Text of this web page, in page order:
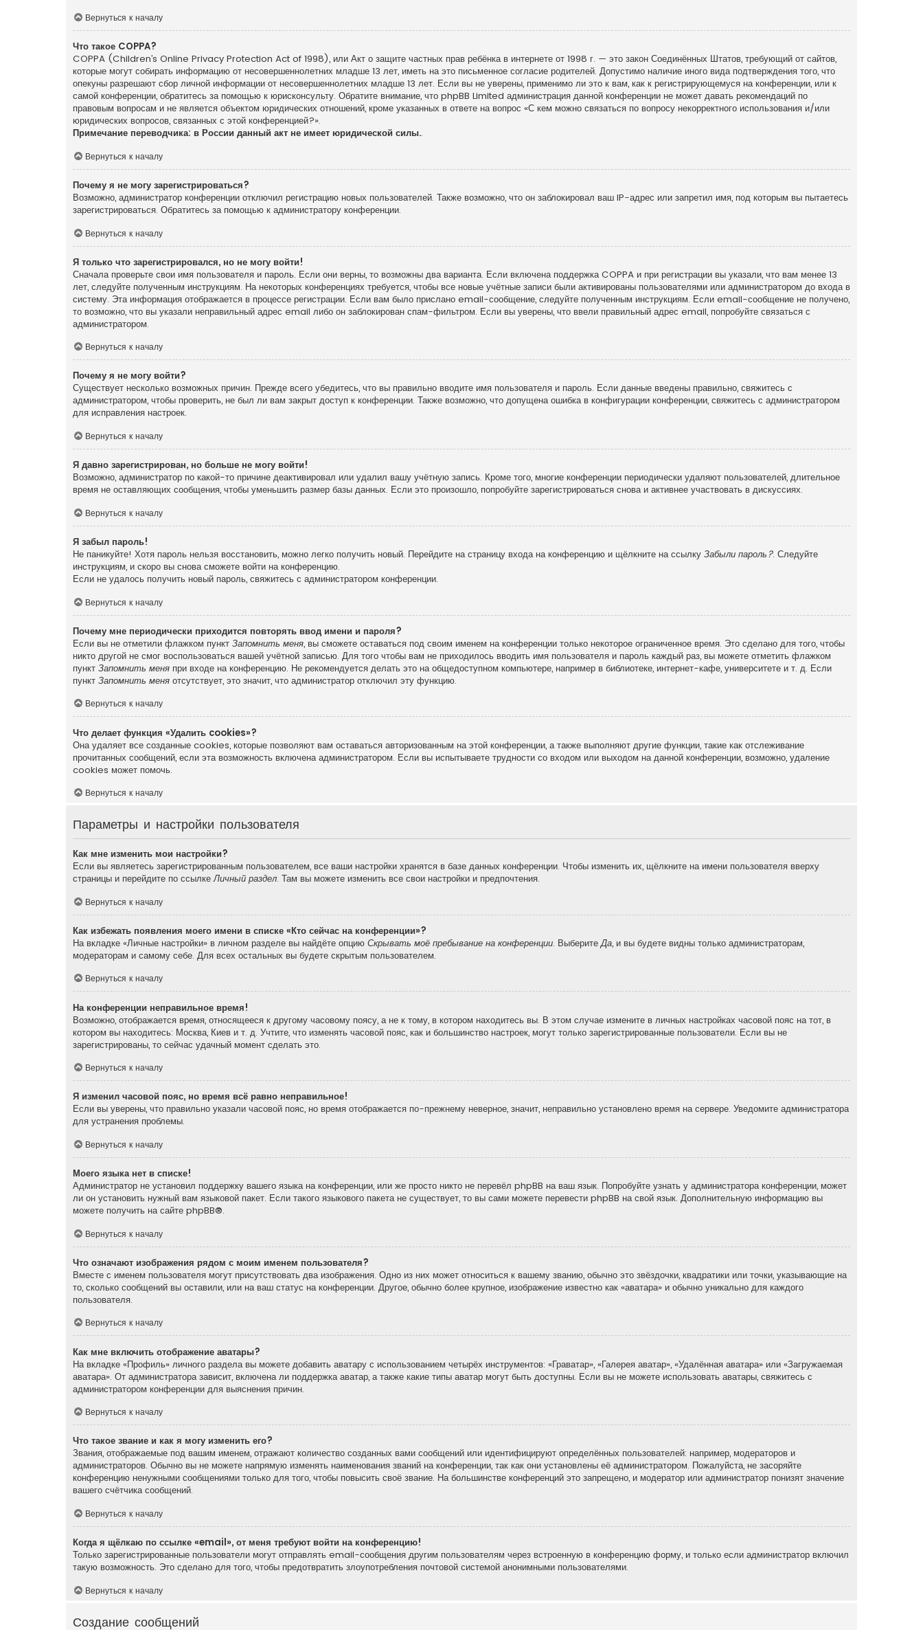
Вернуться к началу
Что такое COPPA?
COPPA (Children’s Online Privacy Protection Act of 1998), или Акт о защите частных прав ребёнка в интернете от 1998 г. — это закон Соединённых Штатов, требующий от сайтов,
которые могут собирать информацию от несовершеннолетних младше 13 лет, иметь на это письменное согласие родителей. Допустимо наличие иного вида подтверждения того, что
опекуны разрешают сбор личной информации от несовершеннолетних младше 13 лет. Если вы не уверены, применимо ли это к вам, как к регистрирующемуся на конференции, или к
самой конференции, обратитесь за помощью к юрисконсульту. Обратите внимание, что phpBB Limited администрация данной конференции не может давать рекомендаций по
правовым вопросам и не является объектом юридических отношений, кроме указанных в ответе на вопрос «С кем можно связаться по вопросу некорректного использования и/или
юридических вопросов, связанных с этой конференцией?».
Примечание переводчика: в России данный акт не имеет юридической силы..
Вернуться к началу
Почему я не могу зарегистрироваться?
Возможно, администратор конференции отключил регистрацию новых пользователей. Также возможно, что он заблокировал ваш IP-адрес или запретил имя, под которым вы пытаетесь
зарегистрироваться. Обратитесь за помощью к администратору конференции.
Вернуться к началу
Я только что зарегистрировался, но не могу войти!
Сначала проверьте свои имя пользователя и пароль. Если они верны, то возможны два варианта. Если включена поддержка COPPA и при регистрации вы указали, что вам менее 13
лет, следуйте полученным инструкциям. На некоторых конференциях требуется, чтобы все новые учётные записи были активированы пользователями или администратором до входа в
систему. Эта информация отображается в процессе регистрации. Если вам было прислано email-сообщение, следуйте полученным инструкциям. Если email-сообщение не получено,
то возможно, что вы указали неправильный адрес email либо он заблокирован спам-фильтром. Если вы уверены, что ввели правильный адрес email, попробуйте связаться с
администратором.
Вернуться к началу
Почему я не могу войти?
Существует несколько возможных причин. Прежде всего убедитесь, что вы правильно вводите имя пользователя и пароль. Если данные введены правильно, свяжитесь с
администратором, чтобы проверить, не был ли вам закрыт доступ к конференции. Также возможно, что допущена ошибка в конфигурации конференции, свяжитесь с администратором
для исправления настроек.
Вернуться к началу
Я давно зарегистрирован, но больше не могу войти!
Возможно, администратор по какой-то причине деактивировал или удалил вашу учётную запись. Кроме того, многие конференции периодически удаляют пользователей, длительное
время не оставляющих сообщения, чтобы уменьшить размер базы данных. Если это произошло, попробуйте зарегистрироваться снова и активнее участвовать в дискуссиях.
Вернуться к началу
Я забыл пароль!
Не паникуйте! Хотя пароль нельзя восстановить, можно легко получить новый. Перейдите на страницу входа на конференцию и щёлкните на ссылку Забыли пароль?. Следуйте
инструкциям, и скоро вы снова сможете войти на конференцию.
Если не удалось получить новый пароль, свяжитесь с администратором конференции.
Вернуться к началу
Почему мне периодически приходится повторять ввод имени и пароля?
Если вы не отметили флажком пункт Запомнить меня, вы сможете оставаться под своим именем на конференции только некоторое ограниченное время. Это сделано для того, чтобы
никто другой не смог воспользоваться вашей учётной записью. Для того чтобы вам не приходилось вводить имя пользователя и пароль каждый раз, вы можете отметить флажком
пункт Запомнить меня при входе на конференцию. Не рекомендуется делать это на общедоступном компьютере, например в библиотеке, интернет-кафе, университете и т. д. Если
пункт Запомнить меня отсутствует, это значит, что администратор отключил эту функцию.
Вернуться к началу
Что делает функция «Удалить cookies»?
Она удаляет все созданные cookies, которые позволяют вам оставаться авторизованным на этой конференции, а также выполняют другие функции, такие как отслеживание
прочитанных сообщений, если эта возможность включена администратором. Если вы испытываете трудности со входом или выходом на данной конференции, возможно, удаление
cookies может помочь.
Вернуться к началу
Параметры и настройки пользователя
Как мне изменить мои настройки?
Если вы являетесь зарегистрированным пользователем, все ваши настройки хранятся в базе данных конференции. Чтобы изменить их, щёлкните на имени пользователя вверху
страницы и перейдите по ссылкеЛичный раздел. Там вы можете изменить все свои настройки и предпочтения.
Вернуться к началу
Как избежать появления моего имени в списке «Кто сейчас на конференции»?
На вкладке «Личные настройки» в личном разделе вы найдёте опцию Скрывать моё пребывание на конференции. ВыберитеДа, и вы будете видны только администраторам,
модераторам и самому себе. Для всех остальных вы будете скрытым пользователем.
Вернуться к началу
На конференции неправильное время!
Возможно, отображается время, относящееся к другому часовому поясу, а не к тому, в котором находитесь вы. В этом случае измените в личных настройках часовой пояс на тот, в
котором вы находитесь: Москва, Киев и т. д. Учтите, что изменять часовой пояс, как и большинство настроек, могут только зарегистрированные пользователи. Если вы не
зарегистрированы, то сейчас удачный момент сделать это.
Вернуться к началу
Я изменил часовой пояс, но время всё равно неправильное!
Если вы уверены, что правильно указали часовой пояс, но время отображается по-прежнему неверное, значит, неправильно установлено время на сервере. Уведомите администратора
для устранения проблемы.
Вернуться к началу
Моего языка нет в списке!
Администратор не установил поддержку вашего языка на конференции, или же просто никто не перевёл phpBB на ваш язык. Попробуйте узнать у администратора конференции, может
ли он установить нужный вам языковой пакет. Если такого языкового пакета не существует, то вы сами можете перевести phpBB на свой язык. Дополнительную информацию вы
можете получить на сайте phpBB®.
Вернуться к началу
Что означают изображения рядом с моим именем пользователя?
Вместе с именем пользователя могут присутствовать два изображения. Одно из них может относиться к вашему званию, обычно это звёздочки, квадратики или точки, указывающие на
то, сколько сообщений вы оставили, или на ваш статус на конференции. Другое, обычно более крупное, изображение известно как «аватара» и обычно уникально для каждого
пользователя.
Вернуться к началу
Как мне включить отображение аватары?
На вкладке «Профиль» личного раздела вы можете добавить аватару с использованием четырёх инструментов: «Граватар», «Галерея аватар», «Удалённая аватара» или «Загружаемая
аватара». От администратора зависит, включена ли поддержка аватар, а также какие типы аватар могут быть доступны. Если вы не можете использовать аватары, свяжитесь с
администратором конференции для выяснения причин.
Вернуться к началу
Что такое звание и как я могу изменить его?
Звания, отображаемые под вашим именем, отражают количество созданных вами сообщений или идентифицируют определённых пользователей: например, модераторов и
администраторов. Обычно вы не можете напрямую изменять наименования званий на конференции, так как они установлены её администратором. Пожалуйста, не засоряйте
конференцию ненужными сообщениями только для того, чтобы повысить своё звание. На большинстве конференций это запрещено, и модератор или администратор понизят значение
вашего счётчика сообщений.
Вернуться к началу
Когда я щёлкаю по ссылке «email», от меня требуют войти на конференцию!
Только зарегистрированные пользователи могут отправлять email-сообщения другим пользователям через встроенную в конференцию форму, и только если администратор включил
такую возможность. Это сделано для того, чтобы предотвратить злоупотребления почтовой системой анонимными пользователями.
Вернуться к началу
Создание сообщений